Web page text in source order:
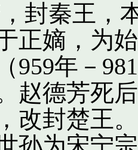
封秦王，
正嫡，为
959年－
赵德芳死
改封楚王